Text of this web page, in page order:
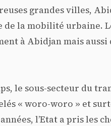
grandes villes,
la mobilité urbaine.
à Abidjan mais
le sous-secteur du
« woro-woro » et
l’Etat a pris les